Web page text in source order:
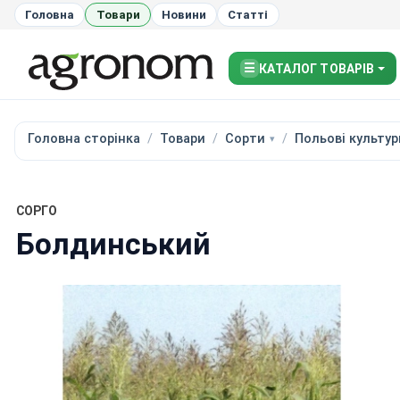
Головна Товари Новини Статті
☰ КАТАЛОГ ТОВАРІВ
Головна сторінка Товари Сорти Польові
СОРГО
Болдинський